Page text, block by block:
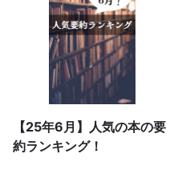
【25年6月】人気の本の要
約ランキング！